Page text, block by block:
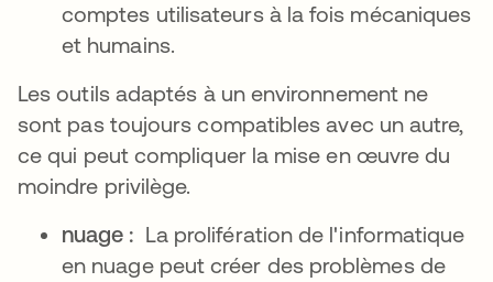
comptes utilisateurs à la fois mécaniques
et humains.
Les outils adaptés à un environnement ne
sont pas toujours compatibles avec un autre,
ce qui peut compliquer la mise en œuvre du
moindre privilège.
nuage : La prolifération de l'informatique
en nuage peut créer des problèmes de